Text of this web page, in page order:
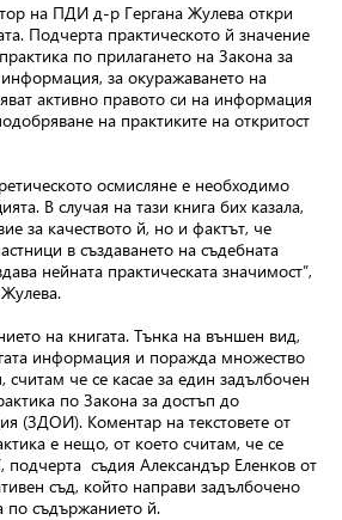
на ПДИ д-р Гергана Жулева откри
Подчерта практическото й значение
по прилагането на Закона за
за окуражаването на
активно правото си на информация
на практиките на откритост
осмисляне е необходимо
В случая на тази книга бих казала,
за качеството й, но и фактът, че
в създаването на съдебната
нейната практическата значимост”,
на книгата. Тънка на външен вид,
информация и поражда множество
че се касае за един задълбочен
по Закона за достъп до
(ЗДОИ). Коментар на текстовете от
е нещо, от което считам, че се
подчерта съдия Александър Еленков от
съд, който направи задълбочено
по съдържанието й.